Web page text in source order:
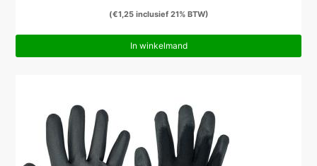
(€1,25inclusief 21% BTW)
In winkelmand